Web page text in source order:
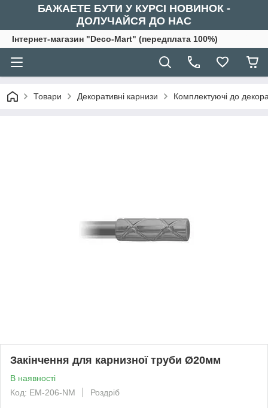
БАЖАЕТЕ БУТИ У КУРСІ НОВИНОК -
ДОЛУЧАЙСЯ ДО НАС
Інтернет-магазин "Deco-Mart" (передплата 100%)
Товари Декоративні карнизи Комплектуючі до
Закінчення для карнизної труби Ø20мм
В наявності
Код: EM-206-NM
Роздріб